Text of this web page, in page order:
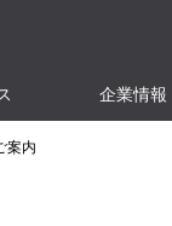
企業情報
案内